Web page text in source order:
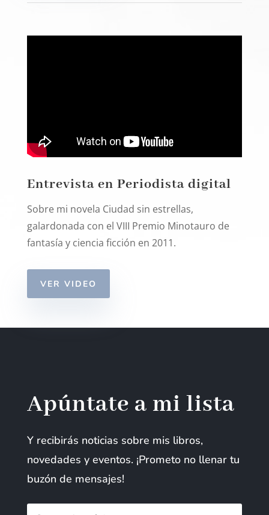
Entrevista en Periodista digital
Sobre mi novela Ciudad sin estrellas,
galardonada con el VIII Premio Minotauro de
fantasía y ciencia ficción en 2011.
VER VIDEO
Apúntate a mi lista
Y recibirás noticias sobre mis libros,
novedades y eventos. ¡Prometo no llenar tu
buzón de mensajes!